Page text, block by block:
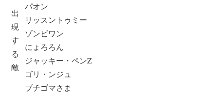
出
現
す
る
敵
パオン
リッスントゥミー
ゾンビワン
にょろろん
ジャッキー・ペンZ
ゴリ・ンジュ
ブチゴマさま